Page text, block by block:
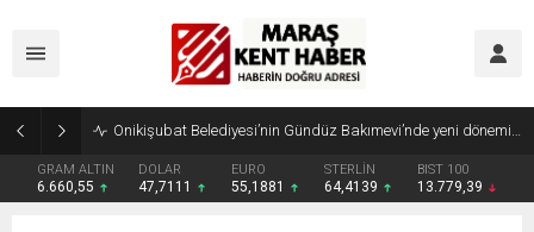
Geleneksel Ağustos Fuarı’nda Madrigal Coşkusu
GRAM ALTIN
6.660,55
DOLAR
47,7111
EURO
55,1881
STERLİN
64,4139
BIST 100
13.779,39